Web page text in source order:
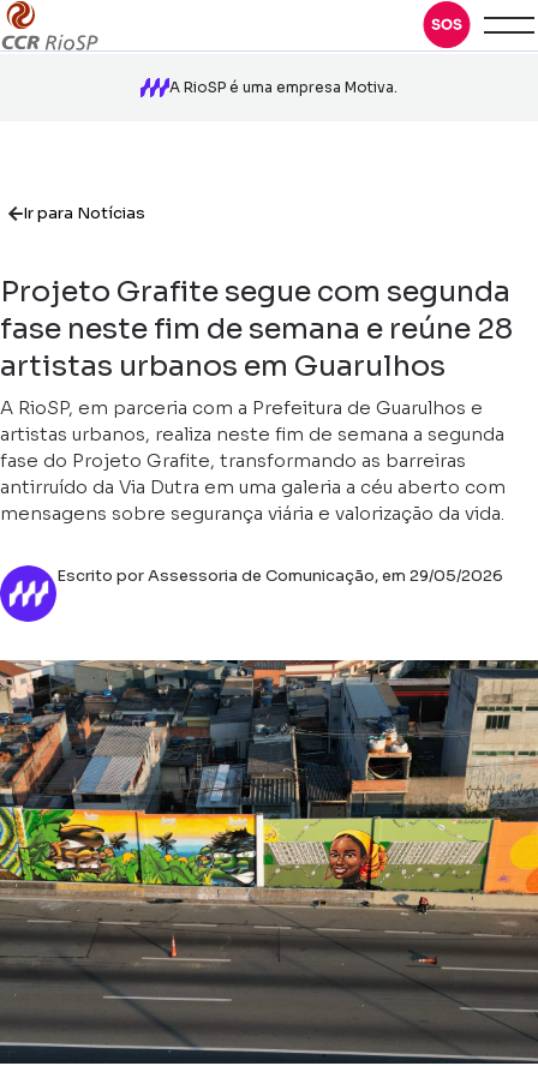
A RioSP é uma empresa Motiva.
Ir para Notícias
Projeto Grafite segue com segunda
fase neste fim de semana e reúne 28
artistas urbanos em Guarulhos
A RioSP, em parceria com a Prefeitura de Guarulhos e
artistas urbanos, realiza neste fim de semana a segunda
fase do Projeto Grafite, transformando as barreiras
antirruído da Via Dutra em uma galeria a céu aberto com
mensagens sobre segurança viária e valorização da vida.
Escrito por Assessoria de Comunicação, em 29/05/2026